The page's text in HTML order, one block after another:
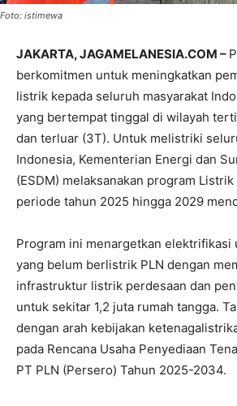
Foto: istimewa
JAKARTA, JAGAMELANESIA.COM –
berkomitmen untuk meningkatkan
listrik kepada seluruh masyarakat
yang bertempat tinggal di wilayah
dan terluar (3T). Untuk melistriki
Indonesia, Kementerian Energi dan
(ESDM) melaksanakan program
periode tahun 2025 hingga 2029
Program ini menargetkan elektrifikasi
yang belum berlistrik PLN dengan
infrastruktur listrik perdesaan dan
untuk sekitar 1,2 juta rumah tangga.
dengan arah kebijakan
pada Rencana Usaha Penyediaan
PT PLN (Persero) Tahun 2025-2034.